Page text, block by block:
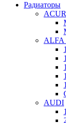
Радиаторы
ALFA
AUDI